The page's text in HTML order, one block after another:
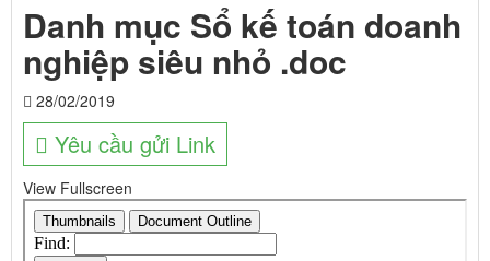
Danh mục Sổ kế toán doanh
nghiệp siêu nhỏ .doc
28/02/2019
Yêu cầu gửi Link
View Fullscreen